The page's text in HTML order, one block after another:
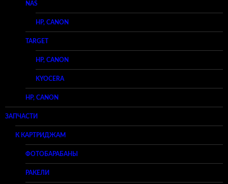
NAS
HP, CANON
TARGET
HP, CANON
KYOCERA
HP, CANON
ЗАПЧАСТИ
К КАРТРИДЖАМ
ФОТОБАРАБАНЫ
РАКЕЛИ